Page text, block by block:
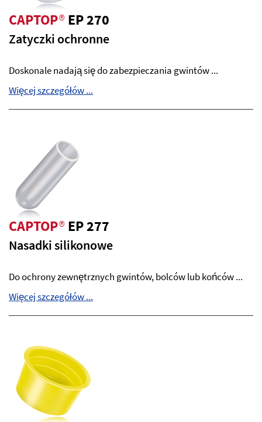
CAPTOP®EP 270
Zatyczki ochronne
Doskonale nadają się do zabezpieczania gwintów ...
Więcej szczegółów ...
CAPTOP®EP 277
Nasadki silikonowe
Do ochrony zewnętrznych gwintów, bolców lub końców ...
Więcej szczegółów ...